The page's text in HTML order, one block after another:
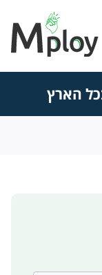
הארץ